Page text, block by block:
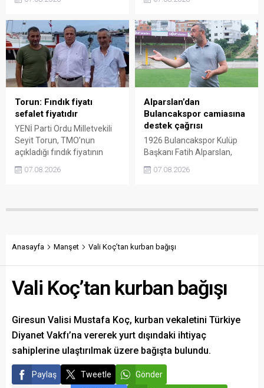
tartışmalarını köşesine
300 liraya ulaştığı bir
dönemde Ankara’ya 240
liralık fiyat teklifi
götürüldüğü iddiasını
gündeme getiren Sarı,
Giresun milletvekillerini açık
ve net bir cevap vermeye
çağırdı.
açıkladığı 255 liralık fiyatı
nitelendirdi. Artışın yıllık
enflasyonun altında kaldığını
belirten Şenyürek, kararın
üreticiyi değil tekelleri
koruduğunu savundu.
Torun: Fındık fiyatı
sefalet fiyatıdır
YENİ Parti Ordu Milletvekili
Seyit Torun, TMO’nun
açıkladığı fındık fiyatının
üreticinin maliyetlerini
karşılamadığını söyledi.
“Üreticinin alın terini yabancı
07.08.2026
Alparslan’dan
Bulancakspor camiasına
destek çağrısı
1926 Bulancakspor Kulüp
Başkanı Fatih Alparslan,
transferden altyapıya,
tesisleşmeden kurumsal
attıklarını belirterek iş
taraftarları kulübe destek
07.08.2026
Anasayfa Manşet Vali Koç’tan kurban bağışı
Vali Koç’tan kurban bağışı
Giresun Valisi Mustafa Koç, kurban vekaletini Türkiye
Diyanet Vakfı’na vererek yurt dışındaki ihtiyaç
sahiplerine ulaştırılmak üzere bağışta bulundu.
Paylaş Tweetle Gönder